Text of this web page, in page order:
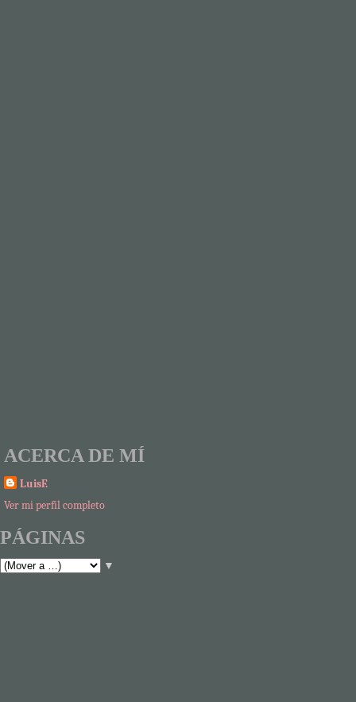
ACERCA DE MÍ
LuisF.
Ver mi perfil completo
PÁGINAS
▼